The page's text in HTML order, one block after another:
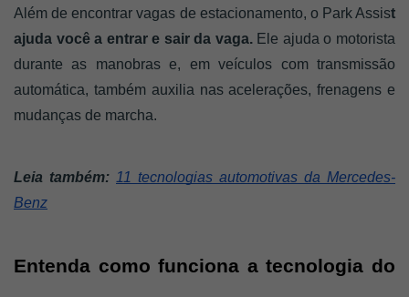
Além de encontrar vagas de estacionamento, o Park Assist
ajuda você a entrar e sair da vaga. Ele ajuda o motorista
durante as manobras e, em veículos com transmissão
automática, também auxilia nas acelerações, frenagens e
mudanças de marcha.
Leia também: 11 tecnologias automotivas da Mercedes-
Benz
Entenda como funciona a tecnologia do